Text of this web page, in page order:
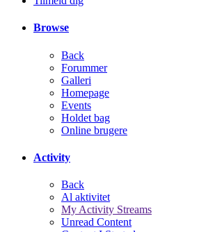
Browse
Back
Forummer
Galleri
Homepage
Events
Holdet bag
Online brugere
Activity
Back
Al aktivitet
My Activity Streams
Unread Content